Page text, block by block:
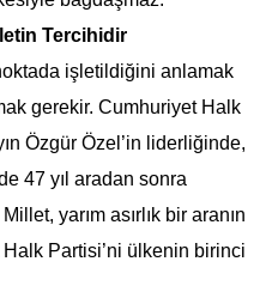
Tercihidir
işletildiğini anlamak
gerekir. Cumhuriyet Halk
Özgür Özel’in liderliğinde,
47 yıl aradan sonra
yarım asırlık bir aranın
Partisi’ni ülkenin birinci